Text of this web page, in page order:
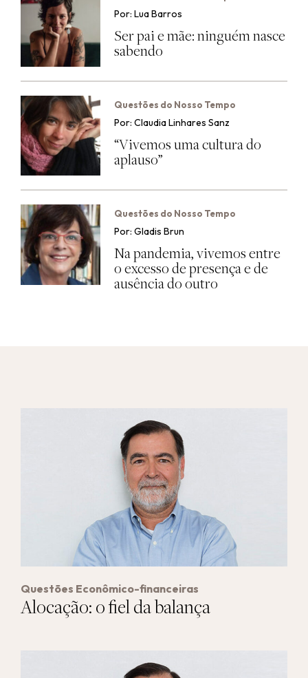
Por: Lua Barros
Ser pai e mãe: ninguém nasce
sabendo
Questões do Nosso Tempo
Por: Claudia Linhares Sanz
“Vivemos uma cultura do
aplauso”
Questões do Nosso Tempo
Por: Gladis Brun
Na pandemia, vivemos entre
o excesso de presença e de
ausência do outro
Questões Econômico-financeiras
Alocação: o fiel da balança